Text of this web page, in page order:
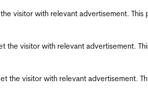
visitor with relevant advertisement.
visitor with relevant advertisement.
the visitor with relevant advertisement.